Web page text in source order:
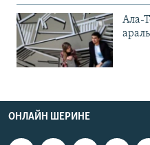
Ала-
ОНЛАЙН ШЕРИНЕ